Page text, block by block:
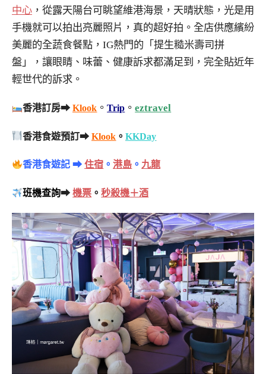
中心 ，從露天陽台可眺望維港海景，天晴狀態，光是用
手機就可以拍出亮麗照片，真的超好拍。全店供應繽紛
美麗的全蔬食餐點，IG熱門的「提生糙米壽司拼
盤」，讓眼睛、味蕾、健康訴求都滿足到，完全貼近年
輕世代的訴求。
香港訂房➡Klook 。Trip 。eztravel
香港食遊預訂➡Klook 。KKDay
香港食遊記 ➡住宿 。港島 。 九龍
班機查詢➡機票 。秒殺機＋酒